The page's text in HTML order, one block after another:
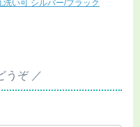
い可 シルバー/ブラック
うぞ